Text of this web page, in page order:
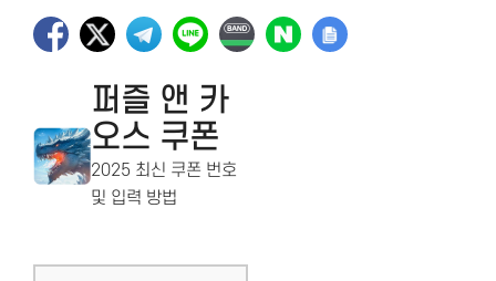
퍼즐 앤 카
오스 쿠폰
2025 최신 쿠폰 번호
및 입력 방법